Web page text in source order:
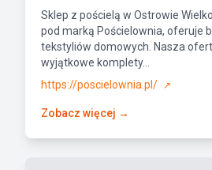
Sklep z pościelą w Ostrowie
pod marką Pościelownia, oferuje
tekstyliów domowych. Nasza
wyjątkowe komplety...
https://poscielownia.pl/
↗
Zobacz więcej →